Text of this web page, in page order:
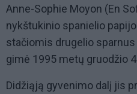
Anne-Sophie Moyon (En
nykštukinio spanielio
stačiomis drugelio
gimė 1995 metų gruodžio
Didžiąją gyvenimo dalį jis